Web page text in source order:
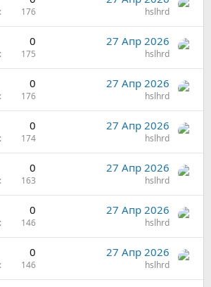
176 hslhrd
0
175
27 Апр 2026
hslhrd
0
176
27 Апр 2026
hslhrd
0
174
27 Апр 2026
hslhrd
0
163
27 Апр 2026
hslhrd
0
146
27 Апр 2026
hslhrd
0
146
27 Апр 2026
hslhrd